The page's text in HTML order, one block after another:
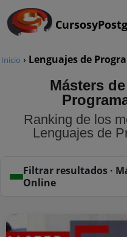
Inicio › Lenguajes de
Másters
Ranking de los
Lenguajes de
Filtrar resultados ·
Online